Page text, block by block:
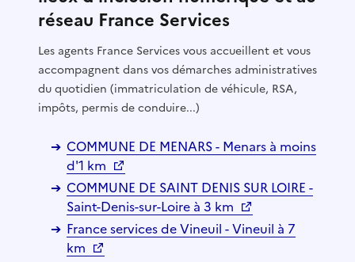
réseau France Services
Les agents France Services vous accueillent et vous
accompagnent dans vos démarches administratives
du quotidien (immatriculation de véhicule, RSA,
impôts, permis de conduire...)
COMMUNE DE MENARS - Menars à moins
d'1 km
COMMUNE DE SAINT DENIS SUR LOIRE -
Saint-Denis-sur-Loire à 3 km
France services de Vineuil - Vineuil à 7
km